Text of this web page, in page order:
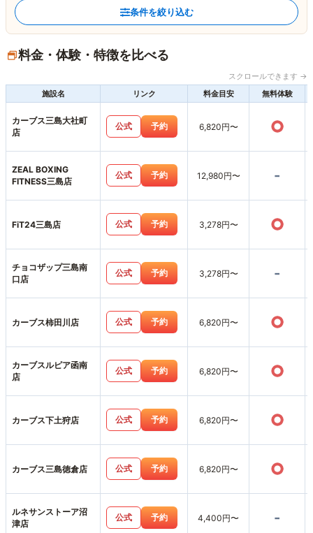
条件を絞り込む
料金・体験・特徴を比べる
スクロールできます →
施設名
リンク 料金目安 無料体験
カーブス三島大社町
店
公式 予約 6,820円〜 ○
ZEAL BOXING
FITNESS三島店
公式 予約 12,980円〜 -
FiT24三島店 公式 予約 3,278円〜 ○
チョコザップ三島南
口店
公式 予約 3,278円〜 -
カーブス柿田川店 公式 予約 6,820円〜 ○
カーブスルピア函南
店
公式 予約 6,820円〜 ○
カーブス下土狩店 公式 予約 6,820円〜 ○
カーブス三島徳倉店 公式 予約 6,820円〜 ○
ルネサンストーア沼
津店
公式 予約 4,400円〜 -